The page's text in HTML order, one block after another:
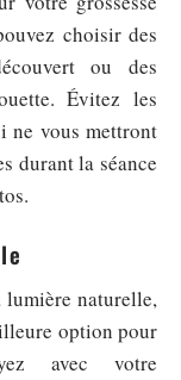
choisir des
ou des
Évitez les
ne vous mettront
durant la séance
lumière naturelle,
option pour
avec votre